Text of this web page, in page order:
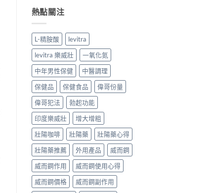
熱點關注
L-精胺酸
levitra
levitra 樂威壯
一氧化氮
中年男性保健
中醫調理
保健品
保健食品
偉哥份量
偉哥犯法
勃起功能
印度樂威壯
增大增粗
壯陽咖啡
壯陽藥
壯陽藥心得
壯陽藥推薦
外用產品
威而鋼
威而鋼作用
威而鋼使用心得
威而鋼價格
威而鋼副作用